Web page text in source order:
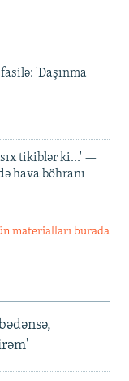
'Daşınma
sıx tikiblər ki...' —
hava böhranı
materialları burada